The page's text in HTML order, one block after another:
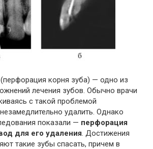
корня зуба) — одно из
лечения зубов. Обычно врачи
с такой проблемой
удалить. Однако
показали — перфорация
для его удаления. Достижения
такие зубы спасать, причем в